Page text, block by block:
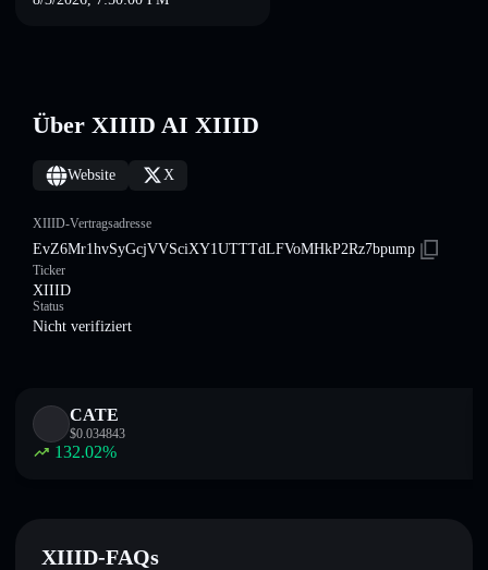
Über XIIID AI XIIID
Website X
XIIID-Vertragsadresse
EvZ6Mr1hvSyGcjVVSciXY1UTTTdLFVoMHkP2Rz7bpump
Ticker
XIIID
Status
Nicht verifiziert
CATE
$0.034843
132.02%
XIIID-FAQs